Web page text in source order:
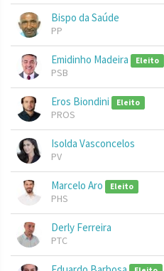
Bispo da Saúde
PP
Emidinho Madeira Eleito
PSB
Eros Biondini Eleito
PROS
Isolda Vasconcelos
PV
Marcelo Aro Eleito
PHS
Derly Ferreira
PTC